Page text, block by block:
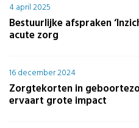
4 april 2025
Bestuurlijke afspraken
acute zorg
16 december 2024
Zorgtekorten in
ervaart grote impact